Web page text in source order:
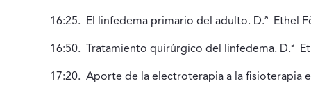
16:25. El linfedema primario del adulto. D.ª Ethel
16:50. Tratamiento quirúrgico del linfedema. D.ª
17:20. Aporte de la electroterapia a la fisioterapia